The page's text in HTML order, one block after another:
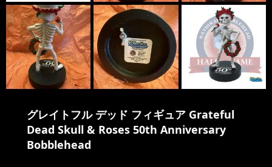
グレイトフル デッド フィギュア Grateful
Dead Skull & Roses 50th Anniversary
Bobblehead